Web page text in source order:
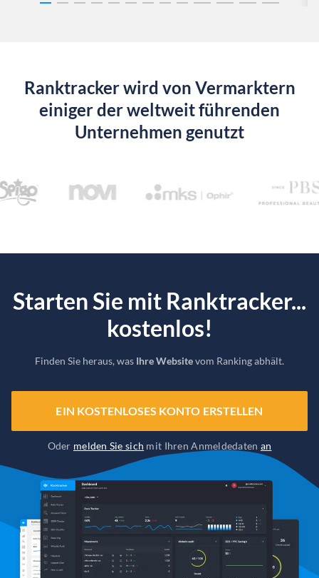
Ranktracker wird von Vermarktern
einiger der weltweit führenden
Unternehmen genutzt
Starten Sie mit Ranktracker...
kostenlos!
Finden Sie heraus, was Ihre Websitevom Ranking abhält.
EIN KOSTENLOSES KONTO ERSTELLEN
Oder melden Sie sich mit Ihren Anmeldedaten an